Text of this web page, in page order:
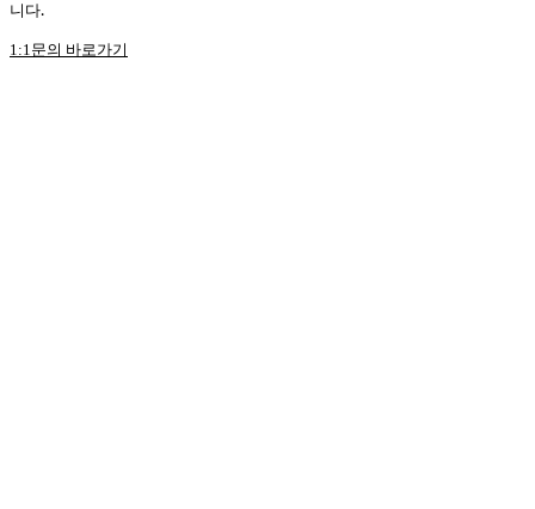
니다.
1:1문의 바로가기